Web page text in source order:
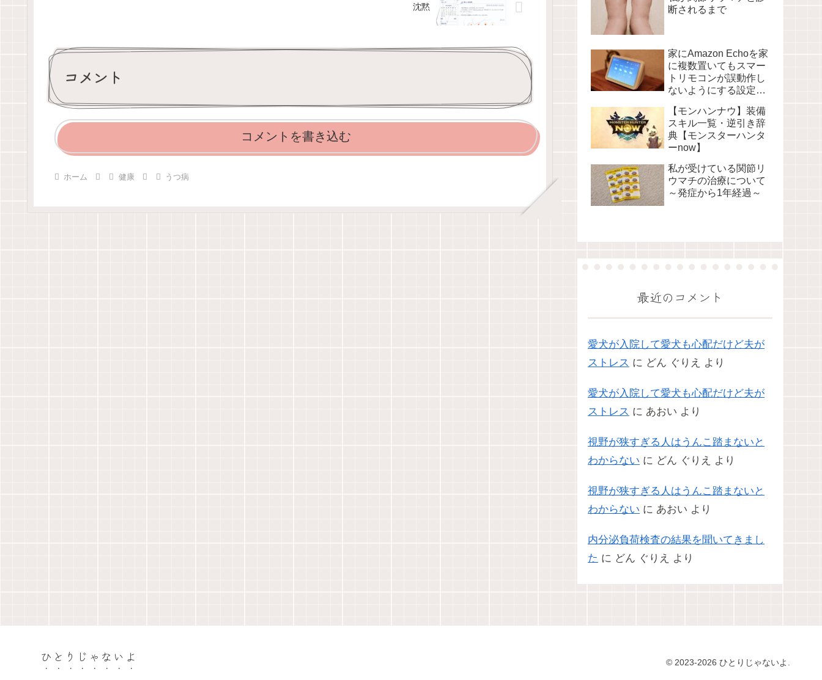
沈黙
コメント
コメントを書き込む
ホーム 健康 うつ病
断されるまで
家にAmazon Echoを家
に複数置いてもスマー
トリモコンが誤動作し
ないようにする設定に
【モンハンナウ】装備
スキル一覧・逆引き辞
典【モンスターハンタ
ーnow】
私が受けている関節リ
ウマチの治療について
～発症から1年経過～
最近のコメント
愛犬が入院して愛犬も心配だけど夫が
ストレス に どん ぐりえ より
愛犬が入院して愛犬も心配だけど夫が
ストレス に あおい より
視野が狭すぎる人はうんこ踏まないと
わからない に どん ぐりえ より
視野が狭すぎる人はうんこ踏まないと
わからない に あおい より
内分泌負荷検査の結果を聞いてきまし
た に どん ぐりえ より
ひとりじゃないよ © 2023-2026 ひとりじゃないよ.